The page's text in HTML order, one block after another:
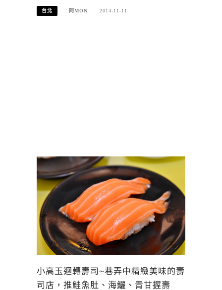
台北 阿MON 2014-11-11
小高玉迴轉壽司~巷弄中精緻美味的壽
司店，推鮭魚肚、海鱺、青甘握壽